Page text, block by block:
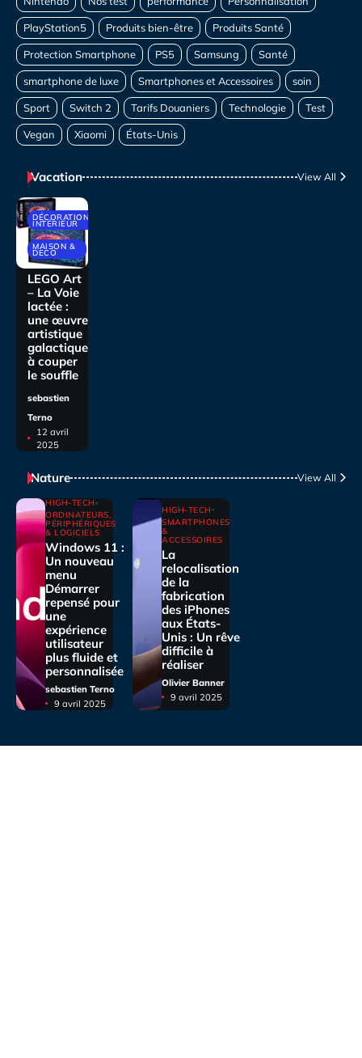
Vacation View All
DÉCORATIONS
INTÉRIEUR
MAISON &
DECO
LEGO Art
– La Voie
lactée :
une œuvre
artistique
galactique
à couper
le souffle
sebastien
Terno
12 avril
2025
Nature View All
HIGH-TECH
ORDINATEURS,
PÉRIPHÉRIQUES
& LOGICIELS
Windows 11 :
Un nouveau
menu
Démarrer
repensé pour
une
expérience
utilisateur
plus fluide et
personnalisée
sebastien Terno
9 avril 2025
HIGH-TECH
SMARTPHONES
&
ACCESSOIRES
La
relocalisation
de la
fabrication
des iPhones
aux États-
Unis : Un rêve
difficile à
réaliser
Olivier Banner
9 avril 2025